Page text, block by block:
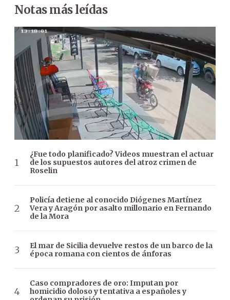
Notas más leídas
¿Fue todo planificado? Videos muestran el actuar
de los supuestos autores del atroz crimen de
Roselin
Policía detiene al conocido Diógenes Martínez
Vera y Aragón por asalto millonario en Fernando
de la Mora
El mar de Sicilia devuelve restos de un barco de la
época romana con cientos de ánforas
Caso compradores de oro: Imputan por
homicidio doloso y tentativa a españoles y